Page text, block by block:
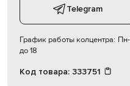
Telegram
График работы колцентра:
до 18
Код товара: 333751